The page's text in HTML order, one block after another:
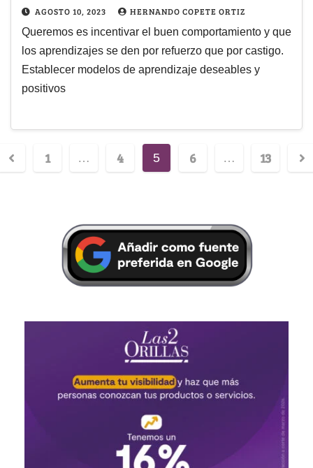
AGOSTO 10, 2023 HERNANDO COPETE ORTIZ
Queremos es incentivar el buen comportamiento y que
los aprendizajes se den por refuerzo que por castigo.
Establecer modelos de aprendizaje deseables y
positivos
1 … 4 5 6 … 13